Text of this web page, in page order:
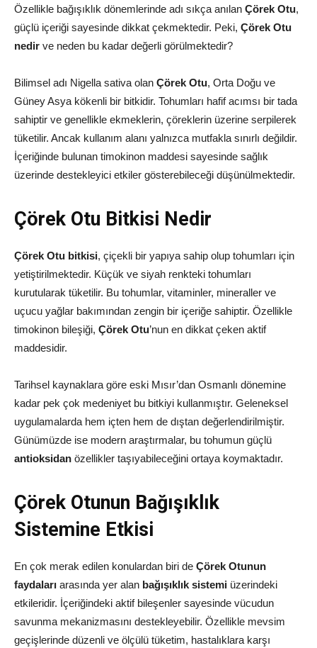
Özellikle bağışıklık dönemlerinde adı sıkça anılan Çörek Otu,
güçlü içeriği sayesinde dikkat çekmektedir. Peki, Çörek Otu
nedir ve neden bu kadar değerli görülmektedir?
Bilimsel adı Nigella sativa olan Çörek Otu, Orta Doğu ve
Güney Asya kökenli bir bitkidir. Tohumları hafif acımsı bir tada
sahiptir ve genellikle ekmeklerin, çöreklerin üzerine serpilerek
tüketilir. Ancak kullanım alanı yalnızca mutfakla sınırlı değildir.
İçeriğinde bulunan timokinon maddesi sayesinde sağlık
üzerinde destekleyici etkiler gösterebileceği düşünülmektedir.
Çörek Otu Bitkisi Nedir
Çörek Otu bitkisi, çiçekli bir yapıya sahip olup tohumları için
yetiştirilmektedir. Küçük ve siyah renkteki tohumları
kurutularak tüketilir. Bu tohumlar, vitaminler, mineraller ve
uçucu yağlar bakımından zengin bir içeriğe sahiptir. Özellikle
timokinon bileşiği, Çörek Otu’nun en dikkat çeken aktif
maddesidir.
Tarihsel kaynaklara göre eski Mısır’dan Osmanlı dönemine
kadar pek çok medeniyet bu bitkiyi kullanmıştır. Geleneksel
uygulamalarda hem içten hem de dıştan değerlendirilmiştir.
Günümüzde ise modern araştırmalar, bu tohumun güçlü
antioksidan özellikler taşıyabileceğini ortaya koymaktadır.
Çörek Otunun Bağışıklık
Sistemine Etkisi
En çok merak edilen konulardan biri de Çörek Otunun
faydaları arasında yer alan bağışıklık sistemi üzerindeki
etkileridir. İçeriğindeki aktif bileşenler sayesinde vücudun
savunma mekanizmasını destekleyebilir. Özellikle mevsim
geçişlerinde düzenli ve ölçülü tüketim, hastalıklara karşı